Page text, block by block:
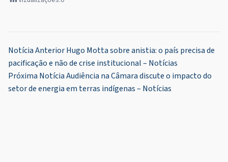
Navegação
de
Post
Notícia AnteriorHugo Motta sobre anistia: o país precisa de
pacificação e não de crise institucional – Notícias
Próxima NotíciaAudiência na Câmara discute o impacto do
setor de energia em terras indígenas – Notícias